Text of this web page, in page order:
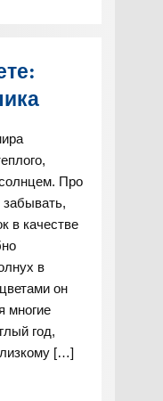
солнцем. Про
забывать,
в качестве
в
он
многие
год,
[…]